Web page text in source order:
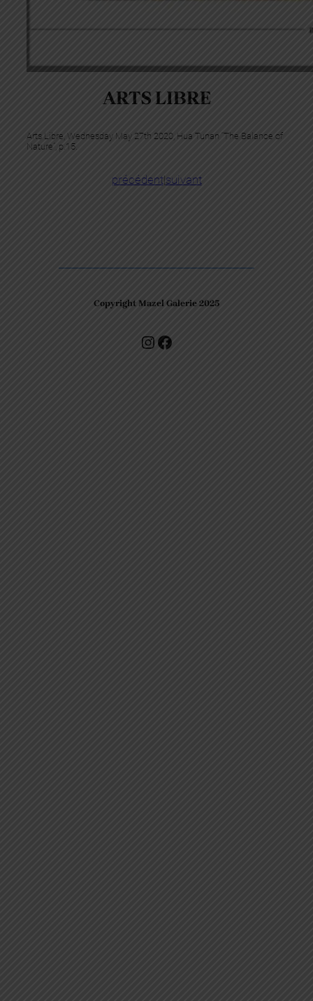
ARTS LIBRE
Arts Libre, Wednesday May 27th 2020, Hua Tunan “The Balance of
Nature”, p.15.
précédent|suivant
Copyright Mazel Galerie 2025
Check our photos on Instagram ! Facebook